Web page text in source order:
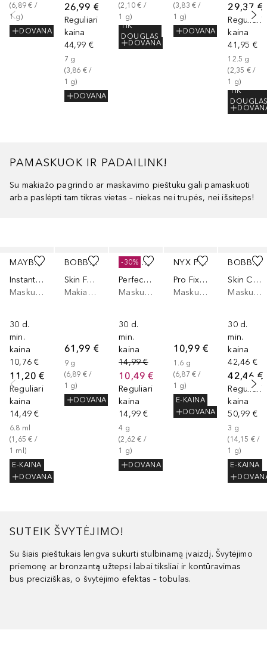
(6,89 € /
1 g)
DOVANA
26,99 €
Reguliari
kaina
44,99 €
7 g
(3,86 € /
1 g)
DOVANA
(2,10 € /
1
g)
TIK
DOUGLAS
DOVANA
(3,83 € /
1 g)
DOVANA
29,37 €
Reguliari
kaina
41,95 €
12.5 g
(2,35 € /
1
g)
TIK
PAMASKUOK IR PADAILINK!
Su makiažo pagrindo ar maskavimo pieštuku gali pamaskuoti
arba paslėpti tam tikras vietas – niekas nei trupės, nei išsiteps!
MAYBELLINE
Instant Anti Age Eraser Concealer
Maskuojamoji priemonė
30 d.
min.
kaina
10,76 €
11,20 €
Reguliari
kaina
14,49 €
6.8 ml
(1,65 € /
1 ml )
E-KAINA
DOVANA
BOBBI BROWN
Skin Foundation Stick
Makiažo pagrindas
61,99 €
9 g
(6,89 € /
1 g)
DOVANA
ARTDECO
Perfect Stick
Maskuojamoji priemonė
30 d.
min.
kaina
14,99 €
10,49 €
Reguliari
kaina
14,99 €
4 g
(2,62 € /
1
g)
DOVANA
-30%
NYX PROFESSIONAL MAKEUP
Pro Fix Sticks Correcting Concealer
Maskuojamoji priemonė
10,99 €
1.6 g
(6,87 € /
1 g)
E-KAINA
DOVANA
BOBBI BROWN
Skin Corrector Stick
Maskuojamoji priemonė
30 d.
min.
kaina
42,46 €
42,46 €
Reguliari
kaina
50,99 €
3 g
(14,15 € /
1
g)
E-KAINA
SUTEIK ŠVYTĖJIMO!
Su šiais pieštukais lengva sukurti stulbinamą įvaizdį. Švytėjimo
priemonę ar bronzantą užtepsi labai tiksliai ir kontūravimas
bus preciziškas, o švytėjimo efektas – tobulas.